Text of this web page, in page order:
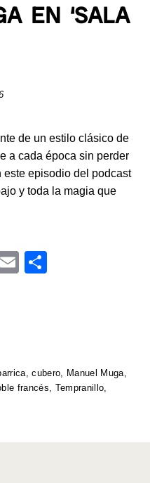
EN ‘SALA
de un estilo clásico de
a cada época sin perder
episodio del podcast
y toda la magia que
C
E
,cubero Manuel Muga
francés Tempranillo